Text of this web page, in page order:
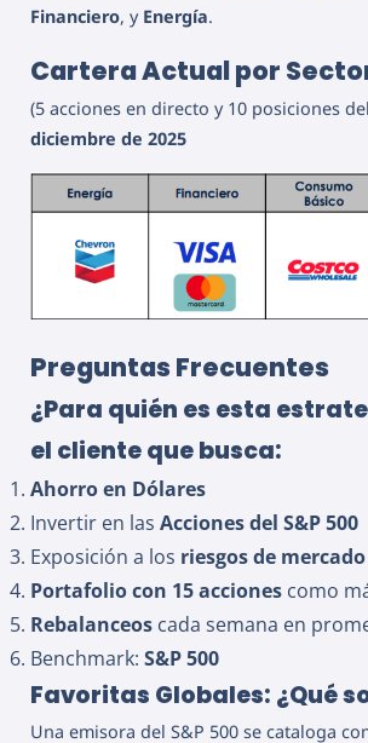
Financiero, y Energía.
Cartera Actual por
(5 acciones en directo y 10 posiciones
diciembre de 2025
Preguntas Frecuentes
¿Para quién es esta
el cliente que busca:
Ahorro en Dólares
Invertir en las Acciones del S&P 500
Exposición a los riesgos de mercado
Portafolio con 15 acciones como
Rebalanceos cada semana en
Benchmark: S&P 500
Favoritas Globales: ¿Qué
Una emisora del S&P 500 se cataloga